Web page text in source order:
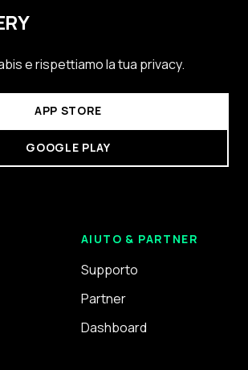
e rispettiamo la tua privacy.
APP STORE
GOOGLE PLAY
AIUTO & PARTNER
Supporto
Partner
Dashboard